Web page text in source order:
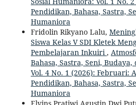
Pendidikan, Bahasa, Sastra,
Humaniora
Fridolin Rikyano Lalu,
Siswa Kelas V SDI Kletek
Pembelajaran Inkuiri,
Bahasa, Sastra, Seni,
Vol. 4 No. 1 (2026): Februari:
Pendidikan, Bahasa, Sastra,
Humaniora